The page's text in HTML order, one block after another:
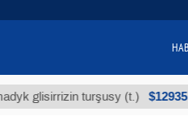
turşusy (t.) $12935,18